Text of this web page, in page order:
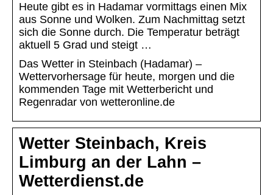
Heute gibt es in Hadamar vormittags einen Mix
aus Sonne und Wolken. Zum Nachmittag setzt
sich die Sonne durch. Die Temperatur beträgt
aktuell 5 Grad und steigt …
Das Wetter in Steinbach (Hadamar) –
Wettervorhersage für heute, morgen und die
kommenden Tage mit Wetterbericht und
Regenradar von wetteronline.de
Wetter Steinbach, Kreis
Limburg an der Lahn –
Wetterdienst.de